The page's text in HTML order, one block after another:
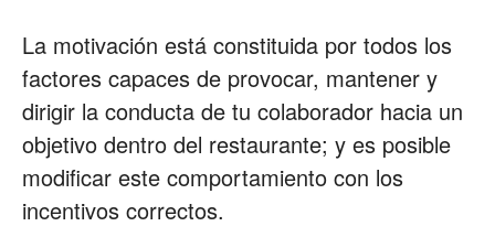
Marketing
para
La motivación está constituida por todos los
factores capaces de provocar, mantener y
dirigir la conducta de tu colaborador hacia un
objetivo dentro del restaurante; y es posible
modificar este comportamiento con los
incentivos correctos.